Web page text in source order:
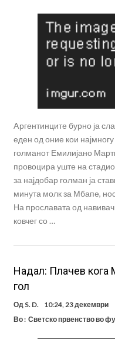
Aргентинците бурно ја
еден од оние кои
голманот Емилијано
провоцира уште на
за најдобар голман ја
минута молк за Мбапе,
На прославата од
ковчег со …
Надал: Плачев кога
гол
Од S. D.
10:24, 23 декември
Во : Светско првенство во